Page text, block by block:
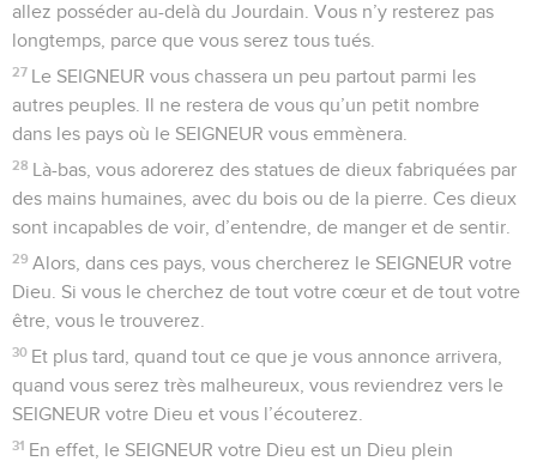
allez posséder au-delà du Jourdain. Vous n’y resterez pas
longtemps, parce que vous serez tous tués.
27 Le SEIGNEUR vous chassera un peu partout parmi les
autres peuples. Il ne restera de vous qu’un petit nombre
dans les pays où le SEIGNEUR vous emmènera.
28 Là-bas, vous adorerez des statues de dieux fabriquées par
des mains humaines, avec du bois ou de la pierre. Ces dieux
sont incapables de voir, d’entendre, de manger et de sentir.
29 Alors, dans ces pays, vous chercherez le SEIGNEUR votre
Dieu. Si vous le cherchez de tout votre cœur et de tout votre
être, vous le trouverez.
30 Et plus tard, quand tout ce que je vous annonce arrivera,
quand vous serez très malheureux, vous reviendrez vers le
SEIGNEUR votre Dieu et vous l’écouterez.
31 En effet, le SEIGNEUR votre Dieu est un Dieu plein